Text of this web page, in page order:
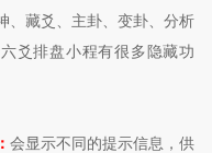
、藏爻、主卦、变卦、分析
爻排盘小程有很多隐藏功
会显示不同的提示信息，供